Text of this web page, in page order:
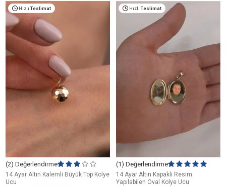
Hızlı Teslimat
(2) Değerlendirme
14 Ayar Altın Kalemli Büyük Top Kolye
Ucu
Hızlı Teslimat
(1) Değerlendirme
14 Ayar Altın Kapaklı Resim
Yapılabilen Oval Kolye Ucu